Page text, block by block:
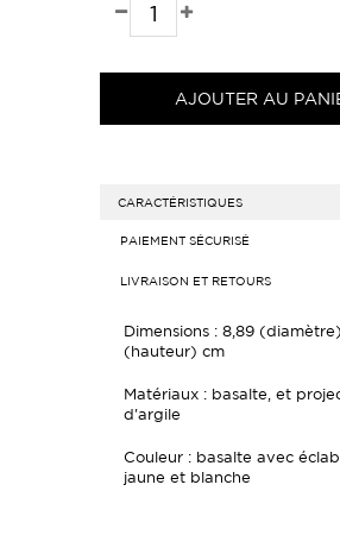
AJOUTER AU
CARACTÉRISTIQUES
PAIEMENT SÉCURISÉ
LIVRAISON ET RETOURS
Dimensions : 8,89
(hauteur) cm
Matériaux : basalte, et
d'argile
Couleur : basalte avec
jaune et blanche